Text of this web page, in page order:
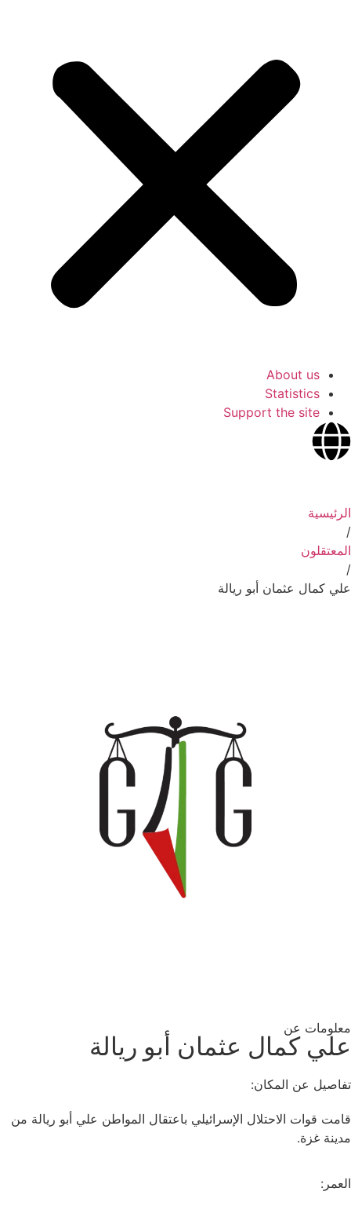
About us
Statistics
Support the site
الرئيسية
/
المعتقلون
/
علي كمال عثمان أبو ريالة
معلومات عن
علي كمال عثمان أبو ريالة
تفاصيل عن المكان:
قامت قوات الاحتلال الإسرائيلي باعتقال المواطن علي أبو ريالة من
مدينة غزة.
العمر: